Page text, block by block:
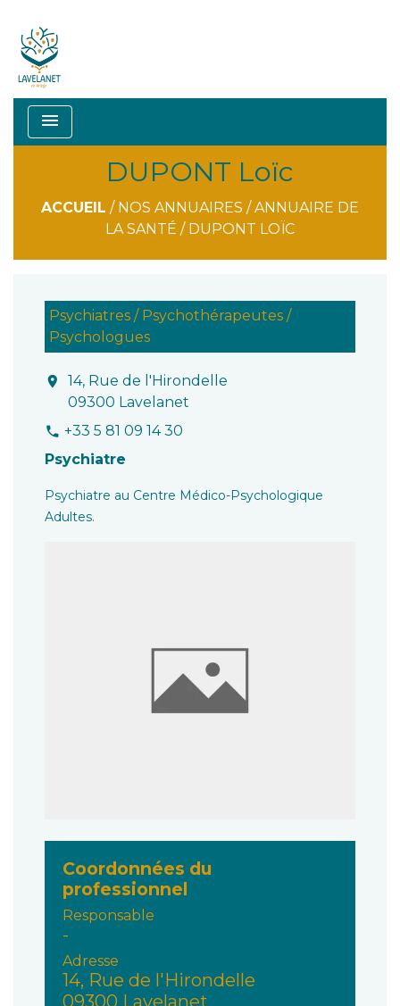
menu
DUPONT Loïc
ACCUEIL / NOS ANNUAIRES /ANNUAIRE DE
LA SANTÉ / DUPONT LOÏC
Psychiatres / Psychothérapeutes /
Psychologues
location_on
14, Rue de l'Hirondelle
09300 Lavelanet
phone +33 5 81 09 14 30
Psychiatre
Psychiatre au Centre Médico-Psychologique
Adultes.
Coordonnées du
professionnel
Responsable
-
Adresse
14, Rue de l'Hirondelle